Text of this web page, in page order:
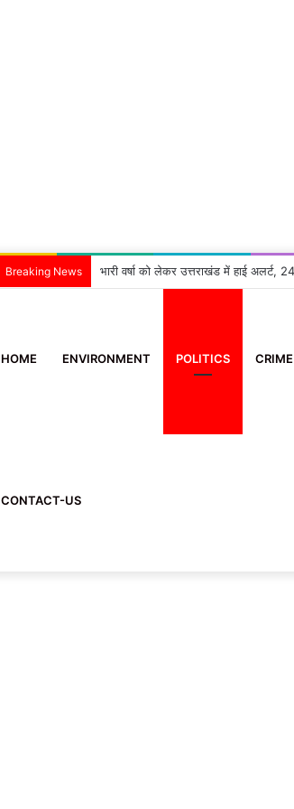
Breaking News ‘एक मदद ब्लड ग्रुप समिति’ के सदस्य ने 10
HOME ENVIRONMENT POLITICS CRIME
CONTACT-US